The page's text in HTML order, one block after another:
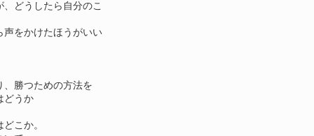
どうしたら自分のこ
声をかけたほうがいい
、勝つための方法を
どうか
こか。